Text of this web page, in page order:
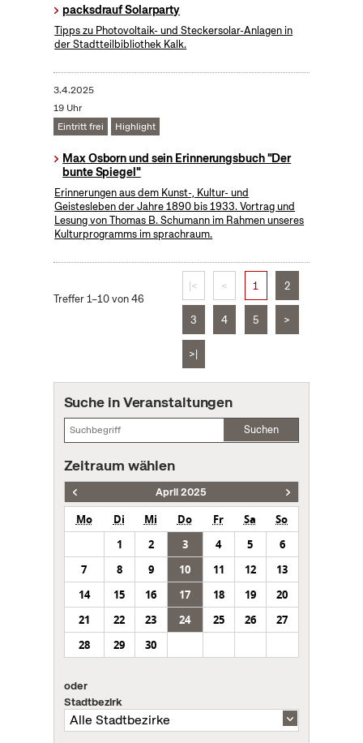
packsdrauf Solarparty
Tipps zu Photovoltaik- und Steckersolar-Anlagen in
der Stadtteilbibliothek Kalk.
3.4.2025
19 Uhr
Eintritt frei
Highlight
Max Osborn und sein Erinnerungsbuch "Der
bunte Spiegel"
Erinnerungen aus dem Kunst-, Kultur- und
Geistesleben der Jahre 1890 bis 1933. Vortrag und
Lesung von Thomas B. Schumann im Rahmen unseres
Kulturprogramms im sprachraum.
Treffer 1–10 von 46
|< < 1 2
3 4 5 >
>|
Suche in Veranstaltungen
Suchen
Zeitraum wählen
April 2025
Mo Di Mi Do Fr Sa
So
1
2 3 4 5
6
7
8 9 10 11 12
13
14
15 16 17 18 19
20
21
22 23 24 25 26
27
28
29 30
oder
Stadtbezirk